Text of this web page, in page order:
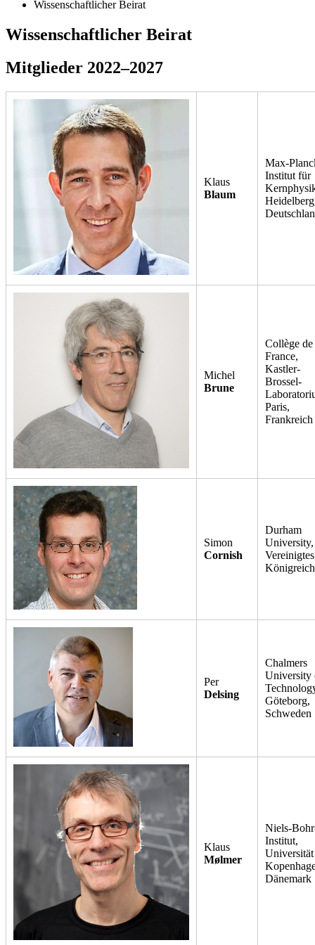
Wissenschaftlicher Beirat
Wissenschaftlicher Beirat
Mitglieder 2022–2027
Klaus
Blaum
Max-
Institut für
Michel
Brune
Collège de
France,
Kastler-
Brossel-
Paris,
Frankreich
Simon
Cornish
Durham
University,
Vereinigtes
Königreich
Per
Delsing
Chalmers
University
Göteborg,
Schweden
Klaus
Mølmer
Niels-
Institut,
Universität
Dänemark